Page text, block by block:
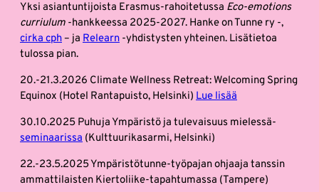
Yksi asiantuntijoista Erasmus-rahoitetussa Eco-emotions
curriulum -hankkeessa 2025-2027. Hanke on Tunne ry -,
cirka cph– ja Relearn -yhdistysten yhteinen. Lisätietoa
tulossa pian.
20.-21.3.2026 Climate Wellness Retreat: Welcoming Spring
Equinox (Hotel Rantapuisto, Helsinki) Lue lisää
30.10.2025 Puhuja Ympäristö ja tulevaisuus mielessä-
seminaarissa (Kulttuurikasarmi, Helsinki)
22.-23.5.2025 Ympäristötunne-työpajan ohjaaja tanssin
ammattilaisten Kiertoliike-tapahtumassa (Tampere)